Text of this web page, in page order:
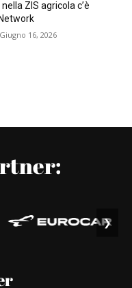
nella ZIS agricola c’è
Giugno 16, 2026
❯